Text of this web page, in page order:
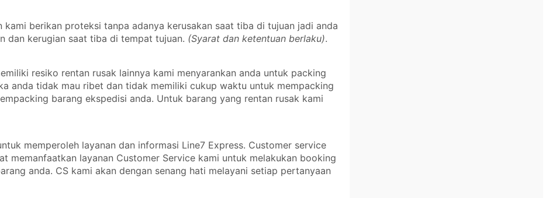
kami berikan proteksi tanpa adanya kerusakan saat tiba di tujuan jadi anda
dan kerugian saat tiba di tempat tujuan. (Syarat dan ketentuan berlaku).
resiko rentan rusak lainnya kami menyarankan anda untuk packing
anda tidak mau ribet dan tidak memiliki cukup waktu untuk mempacking
barang ekspedisi anda. Untuk barang yang rentan rusak kami
memperoleh layanan dan informasi Line7 Express. Customer service
memanfaatkan layanan Customer Service kami untuk melakukan booking
anda. CS kami akan dengan senang hati melayani setiap pertanyaan